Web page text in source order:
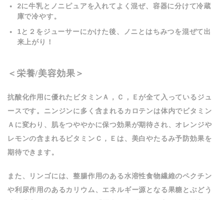
2に牛乳とノニピュアを入れてよく混ぜ、容器に分けて冷蔵
庫で冷やす。
1と２をジューサーにかけた後、ノニとはちみつを混ぜて出
来上がり！
＜栄養/美容効果＞
抗酸化作用に優れたビタミンＡ，Ｃ，Ｅが全て入っているジュ
ースです。ニンジンに多く含まれるカロテンは体内でビタミン
Ａに変わり、肌をつややかに保つ効果が期待され、オレンジや
レモンの含まれるビタミンＣ，Ｅは、美白やたるみ予防効果を
期待できます。
また、リンゴには、整腸作用のある水溶性食物繊維のペクチン
や利尿作用のあるカリウム、エネルギー源となる果糖とぶどう